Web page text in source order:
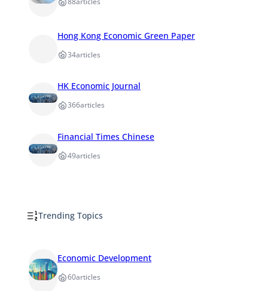
Hong Kong Economic Green Paper
34articles
HK Economic Journal
366articles
Financial Times Chinese
49articles
Trending Topics
Economic Development
60articles